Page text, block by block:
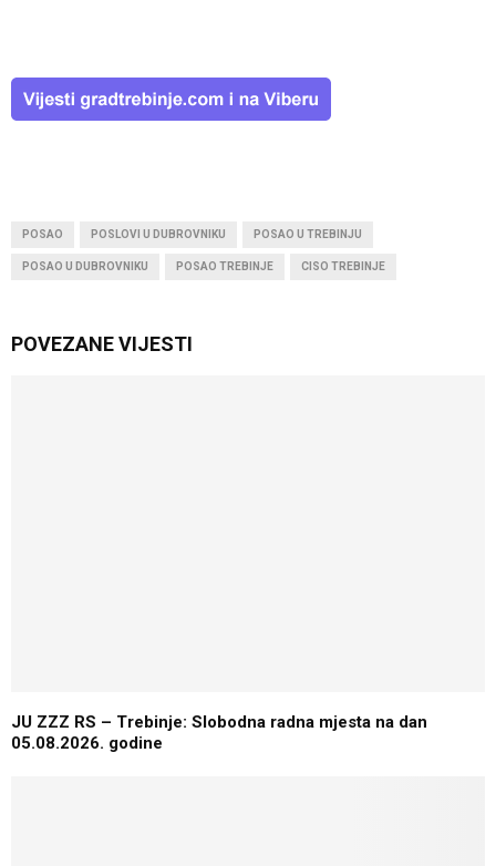
POSAO POSLOVI U DUBROVNIKU POSAO U TREBINJU
POSAO U DUBROVNIKU POSAO TREBINJE CISO TREBINJE
POVEZANE VIJESTI
JU ZZZ RS – Trebinje: Slobodna radna mjesta na dan
05.08.2026. godine